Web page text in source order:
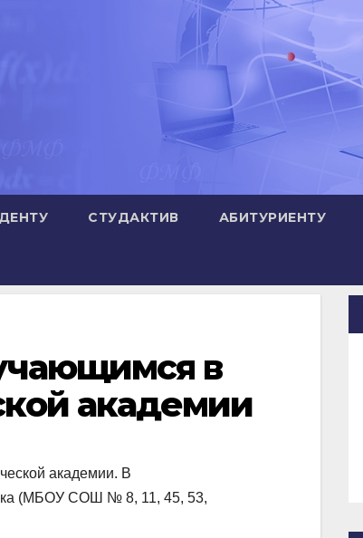
СТУДАКТИВ АБИТУРИЕНТУ
в
академии
академии. В
(МБОУ СОШ № 8, 11, 45, 53,